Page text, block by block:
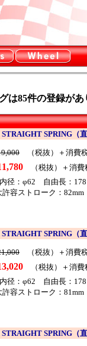
は85件の登録があ
SPRING
（税抜）＋消費
（税抜）＋消費
径：φ62 自由長：
許容ストローク：
SPRING
（税抜）＋消費
（税抜）＋消費
径：φ62 自由長：
許容ストローク：
SPRING